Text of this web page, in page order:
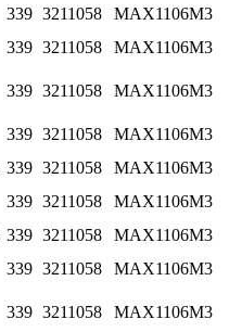
339 3211058
MAX1106M3
339 3211058 MAX1106M3
339 3211058 MAX1106M3
339 3211058
MAX1106M3
339 3211058
MAX1106M3
339 3211058
MAX1106M3
339 3211058
MAX1106M3
339 3211058 MAX1106M3
339 3211058 MAX1106M3